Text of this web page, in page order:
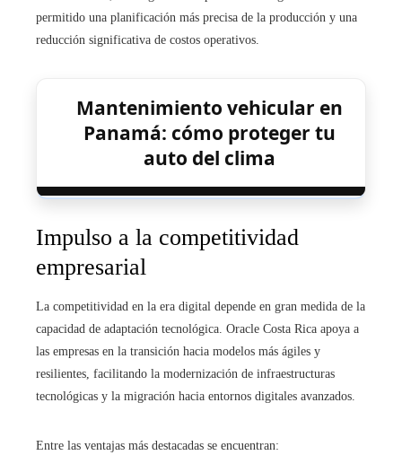
permitido una planificación más precisa de la producción y una
reducción significativa de costos operativos.
Mantenimiento vehicular en
Panamá: cómo proteger tu
auto del clima
Impulso a la competitividad
empresarial
La competitividad en la era digital depende en gran medida de la
capacidad de adaptación tecnológica. Oracle Costa Rica apoya a
las empresas en la transición hacia modelos más ágiles y
resilientes, facilitando la modernización de infraestructuras
tecnológicas y la migración hacia entornos digitales avanzados.
Entre las ventajas más destacadas se encuentran: